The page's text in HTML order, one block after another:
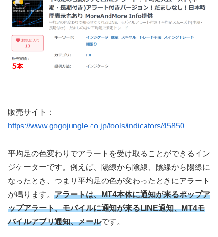
販売サイト：
https://www.gogojungle.co.jp/tools/indicators/45850
平均足の色変わりでアラートを受け取ることができるイン
ジケーターです。例えば、陽線から陰線、陰線から陽線に
なったとき、つまり平均足の色が変わったときにアラート
が鳴ります。 アラートは、MT4本体に通知が来るポップア
ップアラート、モバイルに通知が来るLINE通知、MT4モ
バイルアプリ通知、メールです。